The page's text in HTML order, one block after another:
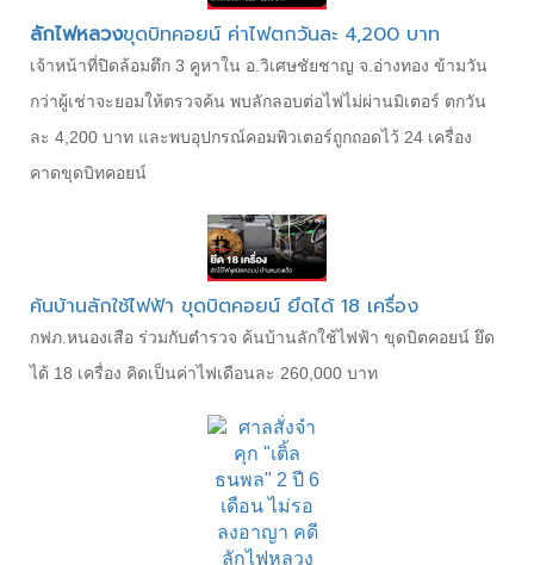
ลักไฟหลวงขุดบิทคอยน์ ค่าไฟตกวันละ 4,200 บาท
เจ้าหน้าที่ปิดล้อมตึก 3 คูหาใน อ.วิเศษชัยชาญ จ.อ่างทอง ข้ามวัน
กว่าผู้เช่าจะยอมให้ตรวจค้น พบลักลอบต่อไฟไม่ผ่านมิเตอร์ ตกวัน
ละ 4,200 บาท และพบอุปกรณ์คอมพิวเตอร์ถูกถอดไว้ 24 เครื่อง
คาดขุดบิทคอยน์
ค้นบ้านลักใช้ไฟฟ้า ขุดบิตคอยน์ ยึดได้ 18 เครื่อง
กฟภ.หนองเสือ ร่วมกับตำรวจ ค้นบ้านลักใช้ไฟฟ้า ขุดบิตคอยน์ ยึด
ได้ 18 เครื่อง คิดเป็นค่าไฟเดือนละ 260,000 บาท